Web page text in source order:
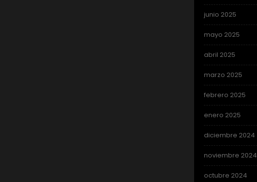
junio 2025
mayo 2025
abril 2025
marzo 2025
febrero 2025
enero 2025
diciembre 2024
noviembre 2024
octubre 2024